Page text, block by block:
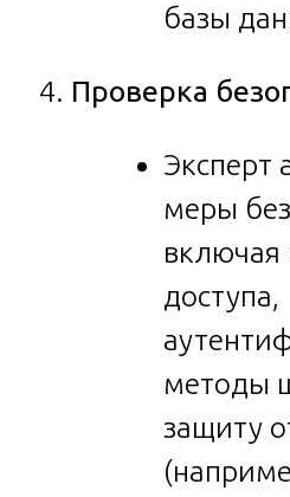
базы
Проверка
Эксперт
меры
включая
доступа,
методы
защиту